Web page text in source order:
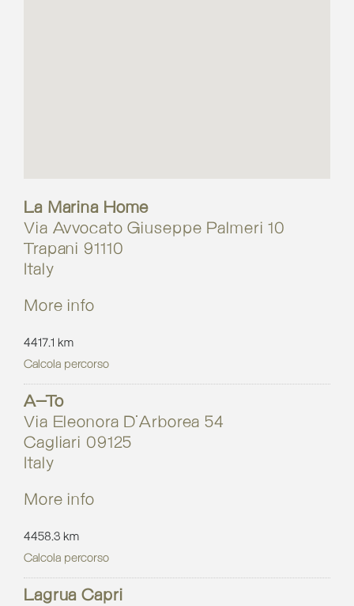
La Marina Home
Via Avvocato Giuseppe Palmeri 10
Trapani 91110
Italy
More info
4417.1 km
Calcola percorso
A-To
Via Eleonora D'Arborea 54
Cagliari 09125
Italy
More info
4458.3 km
Calcola percorso
Lagrua Capri